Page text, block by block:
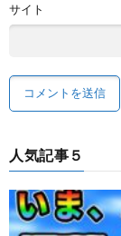
サイト
人気記事５